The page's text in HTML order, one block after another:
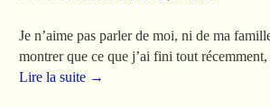
Je n’aime pas parler de moi, ni de ma
montrer que ce que j’ai fini tout
Lire la suite →